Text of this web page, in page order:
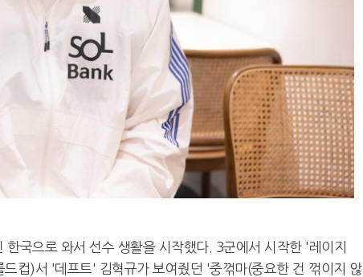
국으로 와서 선수 생활을 시작했다. 3군에서 시작한 '레이지
컵)서 '데프트' 김혁규가 보여줬던 '중꺾마(중요한 건 꺾이지 않